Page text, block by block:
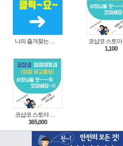
1,100
365,000